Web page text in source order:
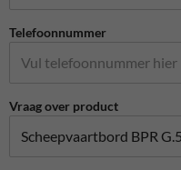
Telefoonnummer
Vraag over product